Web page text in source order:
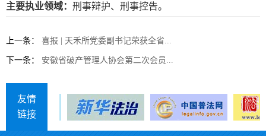
主要执业领域： 刑事辩护、刑事控告。
上一条： 喜报 | 天禾所党委副书记荣获全省...
下一条： 安徽省破产管理人协会第二次会员...
友情
链接